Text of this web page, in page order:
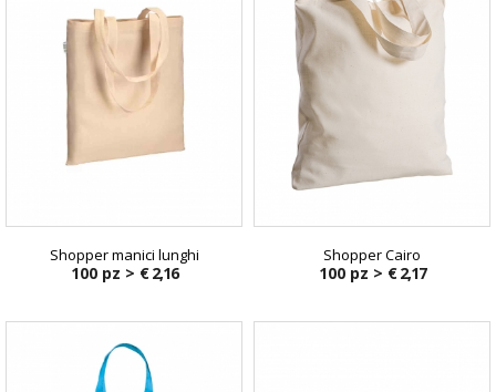
Shopper manici lunghi
100 pz > € 2,16
Shopper Cairo
100 pz > € 2,17